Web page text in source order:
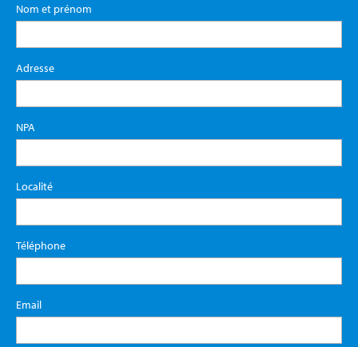
Nom et prénom
Adresse
NPA
Localité
Téléphone
Email